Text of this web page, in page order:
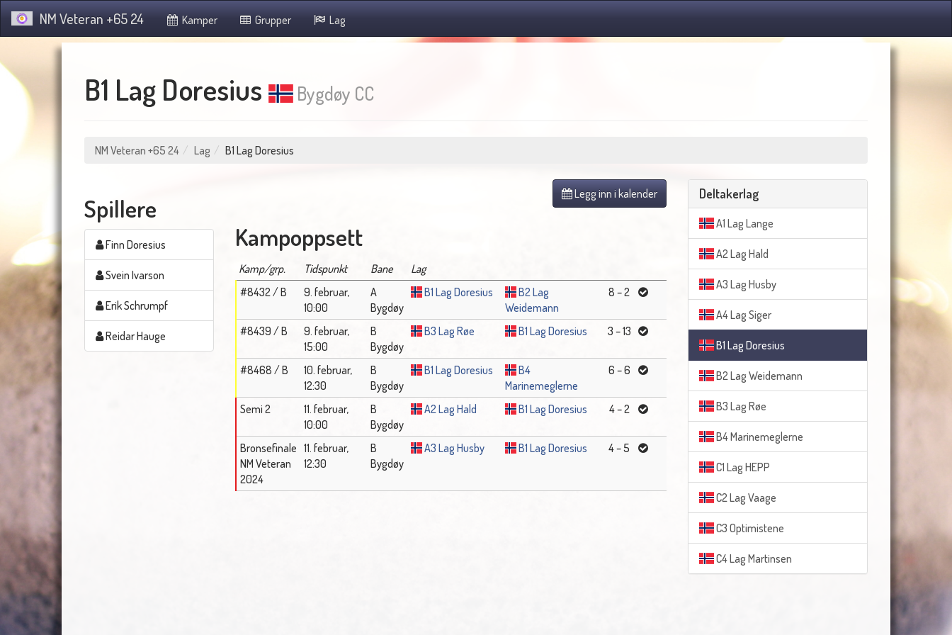
NM Veteran +65 24 Kamper Grupper Lag
B1 Lag Doresius Bygdøy CC
NM Veteran +65 24 Lag B1 Lag Doresius
Spillere
Finn Doresius
Svein Ivarson
Erik Schrumpf
Reidar Hauge
Legg inn i kalender
Kampoppsett
Kamp/grp. Tidspunkt Bane
Lag
#8432 / B
9. februar,
10:00
A
Bygdøy
B1 Lag Doresius
B2 Lag
Weidemann
8 – 2
#8439 / B
9. februar,
15:00
B
Bygdøy
B3 Lag Røe B1 Lag Doresius 3 – 13
#8468 / B
10. februar,
12:30
B
Bygdøy
B1 Lag Doresius
B4
Marinemeglerne
6 – 6
Semi 2
11. februar,
10:00
B
Bygdøy
A2 Lag Hald B1 Lag Doresius 4 – 2
Bronsefinale
NM Veteran
2024
11. februar,
12:30
B
Bygdøy
A3 Lag Husby B1 Lag Doresius 4 – 5
Deltakerlag
A1 Lag Lange
A2 Lag Hald
A3 Lag Husby
A4 Lag Siger
B1 Lag Doresius
B2 Lag Weidemann
B3 Lag Røe
B4 Marinemeglerne
C1 Lag HEPP
C2 Lag Vaage
C3 Optimistene
C4 Lag Martinsen